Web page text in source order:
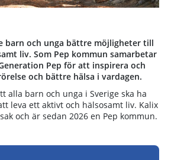
barn och unga bättre möjligheter till
liv. Som Pep kommun samarbetar
Pep för att inspirera och
och bättre hälsa i vardagen.
alla barn och unga i Sverige ska ha
leva ett aktivt och hälsosamt liv. Kalix
och är sedan 2026 en Pep kommun.